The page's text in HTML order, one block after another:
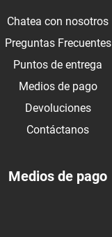
Chatea con nosotros
Preguntas Frecuentes
Puntos de entrega
Medios de pago
Devoluciones
Contáctanos
Medios de pago